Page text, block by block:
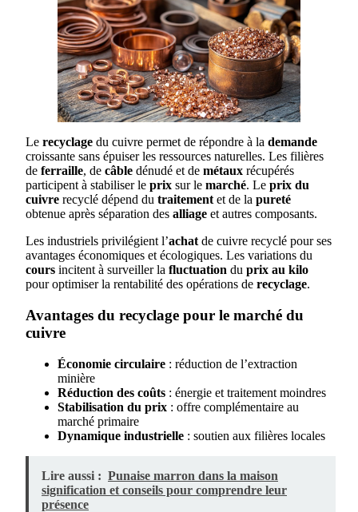
Le recyclage du cuivre permet de répondre à la demande
croissante sans épuiser les ressources naturelles. Les filières
de ferraille, de câble dénudé et de métaux récupérés
participent à stabiliser le prix sur le marché. Le prix du
cuivre recyclé dépend du traitement et de la pureté
obtenue après séparation des alliage et autres composants.
Les industriels privilégient l’achat de cuivre recyclé pour ses
avantages économiques et écologiques. Les variations du
cours incitent à surveiller la fluctuation du prix au kilo
pour optimiser la rentabilité des opérations de recyclage.
Avantages du recyclage pour le marché du
cuivre
Économie circulaire : réduction de l’extraction
minière
Réduction des coûts : énergie et traitement moindres
Stabilisation du prix : offre complémentaire au
marché primaire
Dynamique industrielle : soutien aux filières locales
Lire aussi : Punaise marron dans la maison
signification et conseils pour comprendre leur
présence